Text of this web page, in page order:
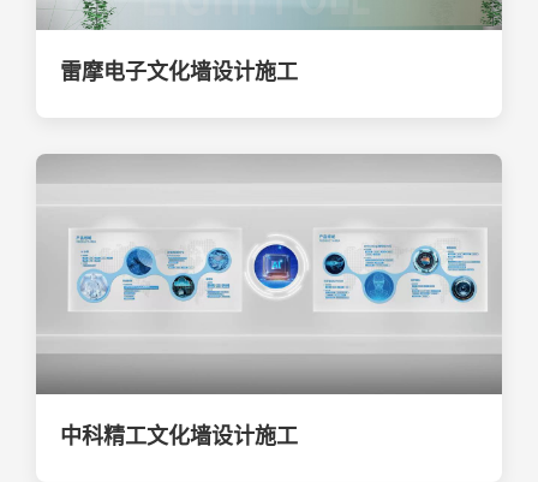
雷摩电子文化墙设计施工
中科精工文化墙设计施工